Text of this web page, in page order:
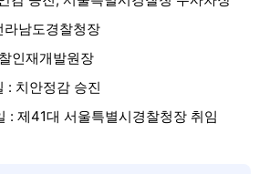
남도경찰청장
인재개발원장
: 치안정감 승진
: 제41대 서울특별시경찰청장 취임